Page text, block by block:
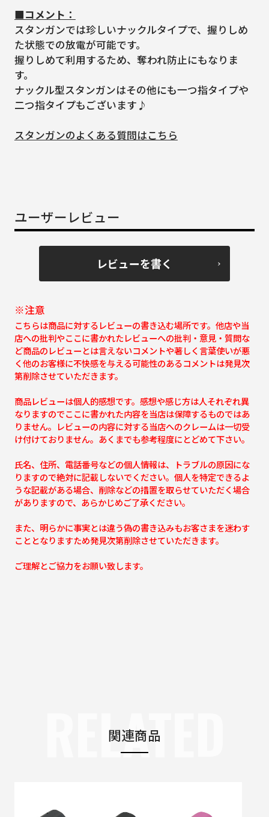
■コメント：
スタンガンでは珍しいナックルタイプで、握りしめ
た状態での放電が可能です。
握りしめて利用するため、奪われ防止にもなりま
す。
ナックル型スタンガンはその他にも一つ指タイプや
二つ指タイプもございます♪
スタンガンのよくある質問はこちら
ユーザーレビュー
レビューを書く
※注意
こちらは商品に対するレビューの書き込む場所です。他店や当
店への批判やここに書かれたレビューへの批判・意見・質問な
ど商品のレビューとは言えないコメントや著しく言葉使いが悪
く他のお客様に不快感を与える可能性のあるコメントは発見次
第削除させていただきます。
商品レビューは個人的感想です。感想や感じ方は人それぞれ異
なりますのでここに書かれた内容を当店は保障するものではあ
りません。レビューの内容に対する当店へのクレームは一切受
け付けておりません。あくまでも参考程度にとどめて下さい。
氏名、住所、電話番号などの個人情報は、トラブルの原因にな
りますので絶対に記載しないでください。個人を特定できるよ
うな記載がある場合、削除などの措置を取らせていただく場合
がありますので、あらかじめご了承ください。
また、明らかに事実とは違う偽の書き込みもお客さまを迷わす
こととなりますため発見次第削除させていただきます。
ご理解とご協力をお願い致します。
関連商品
RELATED